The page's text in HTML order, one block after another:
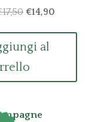
17,50 Il
originale
€17,50.
€14,90
al